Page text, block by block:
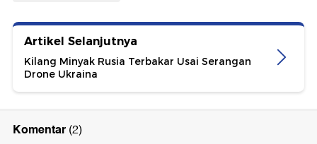
Artikel Selanjutnya
Kilang Minyak Rusia Terbakar Usai Serangan
Drone Ukraina